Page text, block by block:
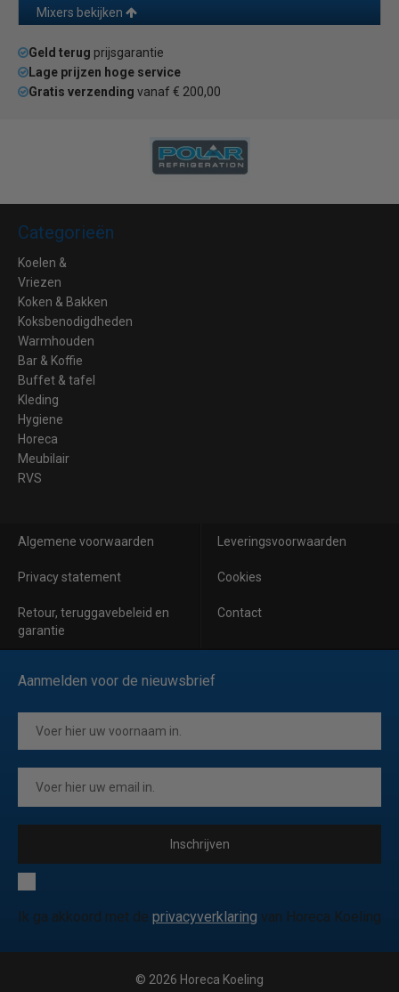
Mixers bekijken
Geld terug prijsgarantie
Lage prijzen hoge service
Gratis verzending vanaf € 200,00
Categorieën
Koelen &
Vriezen
Koken & Bakken
Koksbenodigdheden
Warmhouden
Bar & Koffie
Buffet & tafel
Kleding
Hygiene
Horeca
Meubilair
RVS
Algemene voorwaarden Leveringsvoorwaarden
Privacy statement Cookies
Retour, teruggavebeleid en
garantie
Contact
Aanmelden voor de nieuwsbrief
Inschrijven
Ik ga akkoord met de privacyverklaring van Horeca Koeling
© 2026 Horeca Koeling